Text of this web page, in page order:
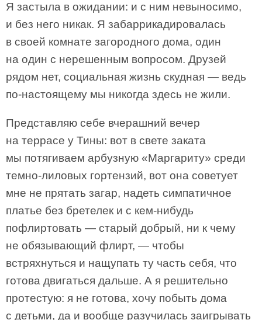
Я застыла в ожидании: и с ним невыносимо,
и без него никак. Я забаррикадировалась
в своей комнате загородного дома, один
на один с нерешенным вопросом. Друзей
рядом нет, социальная жизнь скудная — ведь
по-настоящему мы никогда здесь не жили.
Представляю себе вчерашний вечер
на террасе у Тины: вот в свете заката
мы потягиваем арбузную «Маргариту» среди
темно-лиловых гортензий, вот она советует
мне не прятать загар, надеть симпатичное
платье без бретелек и с кем-нибудь
пофлиртовать — старый добрый, ни к чему
не обязывающий флирт, — чтобы
встряхнуться и нащупать ту часть себя, что
готова двигаться дальше. А я решительно
протестую: я не готова, хочу побыть дома
с детьми, да и вообще разучилась заигрывать